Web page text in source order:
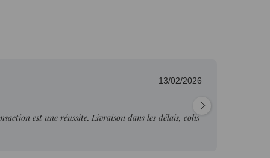
les délais, colis
Fabienne O.
"Produit conforme mais je me suis trompée